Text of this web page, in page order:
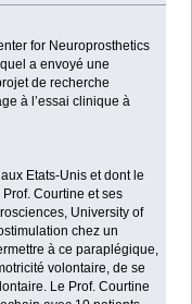
for Neuroprosthetics
a envoyé une
de recherche
à l’essai clinique à
Etats-Unis et dont le
Courtine et ses
University of
chez un
à ce paraplégique,
volontaire, de se
Le Prof. Courtine